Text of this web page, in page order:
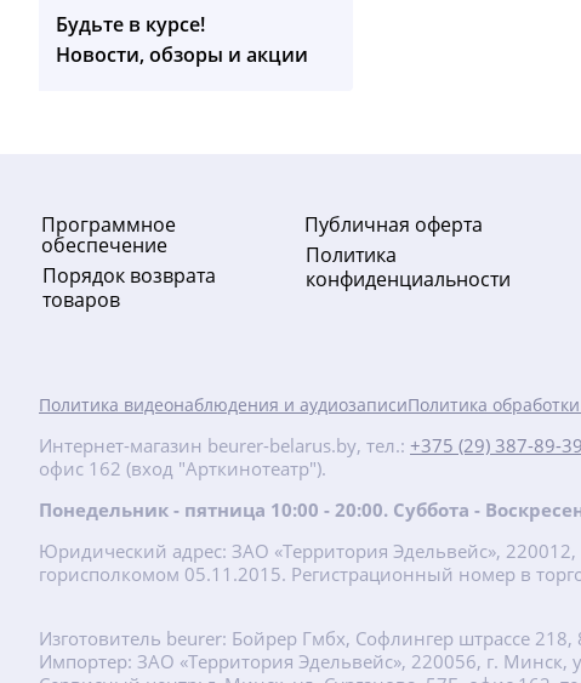
Массажер для домашних животных
PP410
88.80руб.
148 руб.
AS 81 Фитнес-браслет (Розовый)
Подробнее
Будьте в курсе!
Новости, обзоры и акции
Программное
обеспечение
Порядок возврата
товаров
Публичная оферта
Политика
конфиденциальности
Политика видеонаблюдения и аудиозаписиПолитика
Интернет-магазин beurer-belarus.by, тел.: +375 (29) 387-89-39
офис 162 (вход "Арткинотеатр").
Понедельник - пятница 10:00 - 20:00. Суббота -
Юридический адрес: ЗАО «Территория Эдельвейс»,
горисполкомом 05.11.2015. Регистрационный номер в
Изготовитель beurer: Бойрер Гмбх, Софлингер штрассе
Импортер: ЗАО «Территория Эдельвейс», 220056, г. Минск,